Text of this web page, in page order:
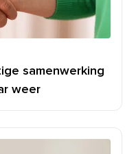
samenwerking
weer